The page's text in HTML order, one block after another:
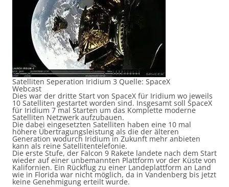
Satelliten Seperation Iridium 3 Quelle: SpaceX
Webcast
Dies war der dritte Start von SpaceX für Iridium wo jeweils
10 Satelliten gestartet worden sind. Insgesamt soll SpaceX
für Iridium 7 mal Starten um das Komplette moderne
Satelliten Netzwerk aufzubauen.
Die dabei eingesetzten Satelliten haben eine 10 mal
höhere Übertragungsleistung als die der älteren
Generation wodurch Iridium in Zukunft mehr anbieten
kann als reine Satellitentelefonie.
Die erste Stufe, der Falcon 9 Rakete landete nach dem Start
wieder auf einer unbemannten Plattform vor der Küste von
Kalifornien. Ein Rückflug zu einer Landeplattform an Land
wie in Florida war nicht möglich, da in Vandenberg bis jetzt
keine Genehmigung erteilt wurde.